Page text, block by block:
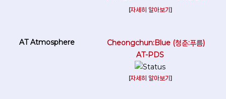
[자세히 알아보기]
Cheongchun:Blue (청춘:푸름)
AT-PDS
[자세히 알아보기]